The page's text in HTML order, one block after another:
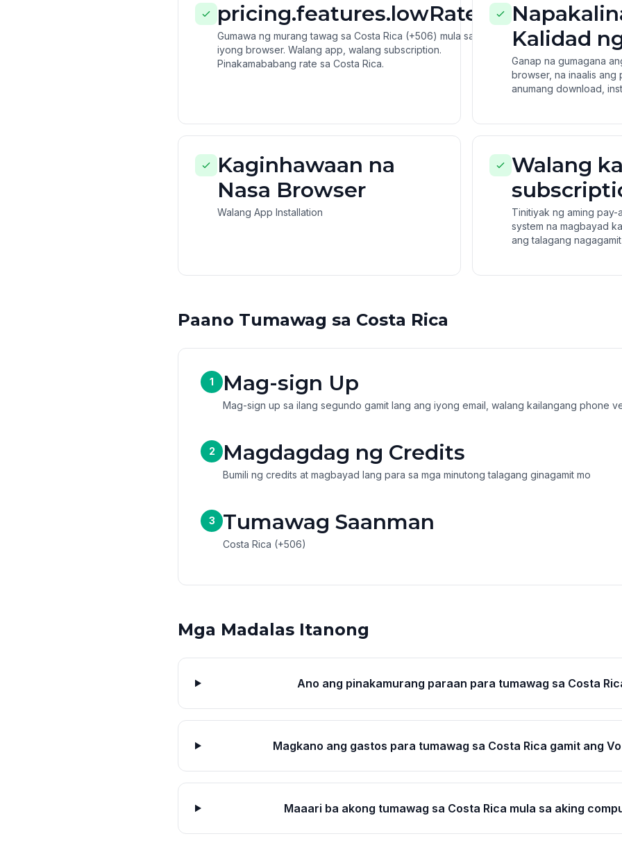
pricing.features.lowRates
Gumawa ng murang tawag sa Costa Rica (+506) mula sa
iyong browser. Walang app, walang subscription.
Pinakamababang rate sa Costa Rica.
Kalidad
Ganap na gumagana
browser, na inaalis ang
anumang download,
Kaginhawaan na
Nasa Browser
Walang App Installation
Walang
Tinitiyak ng aming
system na magbayad
ang talagang
Paano Tumawag sa Costa Rica
1 Mag-sign Up
Mag-sign up sa ilang segundo gamit lang ang iyong email, walang kailangang phone
2 Magdagdag ng Credits
Bumili ng credits at magbayad lang para sa mga minutong talagang ginagamit mo
3 Tumawag Saanman
Costa Rica (+506)
Mga Madalas Itanong
Ano ang pinakamurang paraan para tumawag sa Costa
Magkano ang gastos para tumawag sa Costa Rica gamit ang
Maaari ba akong tumawag sa Costa Rica mula sa aking